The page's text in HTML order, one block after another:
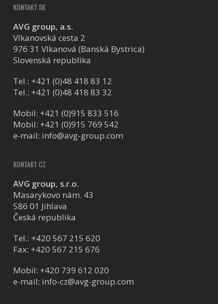
KONTAKT SK
AVG group, a.s.
Vlkanovská cesta 2
976 31 Vlkanová (Banská Bystrica)
Slovenská republika
Tel.: +421 (0)48 418 83 12
Tel.: +421 (0)48 418 83 32
Mobil: +421 (0)915 833 516
Mobil: +421 (0)915 769 542
e-mail: info@avg-group.com
KONTAKT CZ
AVG group, s.r.o.
Masarykovo nám. 43
586 01 Jihlava
Česká republika
Tel.: +420 567 215 620
Fax: +420 567 215 676
Mobil: +420 739 612 020
e-mail: info-cz@avg-group.com